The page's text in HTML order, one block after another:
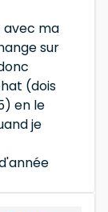
avec ma
sur
(dois
en le
je